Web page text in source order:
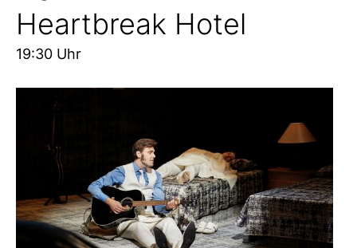
Heartbreak Hotel
19:30 Uhr